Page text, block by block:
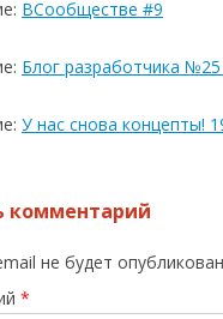
ВСообществе #9
Блог разработчика
У нас снова концепты!
комментарий
не будет
*